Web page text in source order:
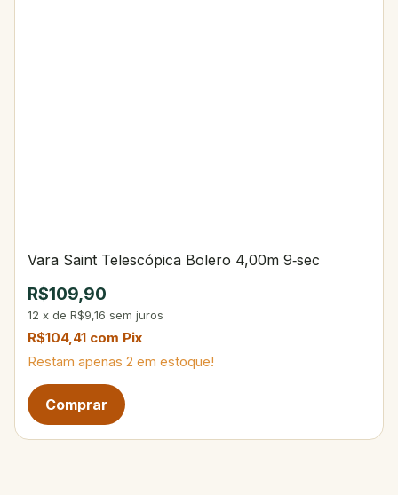
Vara Saint Telescópica Bolero 4,00m 9‑sec
R$109,90
12 x de R$9,16 sem juros
R$104,41 com Pix
Restam apenas 2 em estoque!